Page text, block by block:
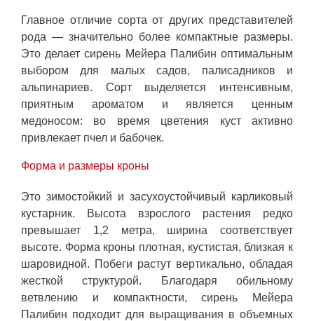
Главное отличие сорта от других представителей
рода — значительно более компактные размеры.
Это делает сирень Мейера Палибин оптимальным
выбором для малых садов, палисадников и
альпинариев. Сорт выделяется интенсивным,
приятным ароматом и является ценным
медоносом: во время цветения куст активно
привлекает пчел и бабочек.
Форма и размеры кроны
Это зимостойкий и засухоустойчивый карликовый
кустарник. Высота взрослого растения редко
превышает 1,2 метра, ширина соответствует
высоте. Форма кроны плотная, кустистая, близкая к
шаровидной. Побеги растут вертикально, обладая
жесткой структурой. Благодаря обильному
ветвлению и компактности, сирень Мейера
Палибин подходит для выращивания в объемных